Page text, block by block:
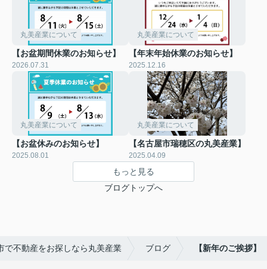
丸美産業について
【お盆期間休業のお知らせ】
2026.07.31
丸美産業について
【年末年始休業のお知らせ】
2025.12.16
丸美産業について
【お盆休みのお知らせ】
2025.08.01
丸美産業について
【名古屋市瑞穂区の丸美産業】
2025.04.09
もっと見る
ブログトップへ
で不動産をお探しなら丸美産業 ブログ 【新年のご挨拶】